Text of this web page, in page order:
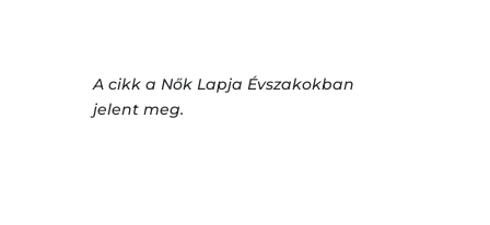
A cikk a Nők Lapja Évszakokban
jelent meg.